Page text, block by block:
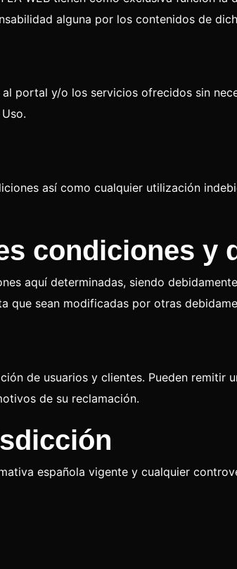
alguna por los contenidos de
portal y/o los servicios ofrecidos sin
así como cualquier utilización
condiciones y
aquí determinadas, siendo
que sean modificadas por otras
de usuarios y clientes. Pueden remitir
de su reclamación.
española vigente y cualquier